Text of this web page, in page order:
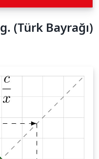
(Türk Bayrağı)